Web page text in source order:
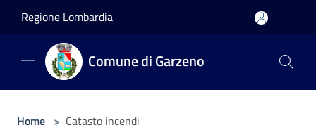
Regione Lombardia
Comune di Garzeno
Home > Catasto incendi